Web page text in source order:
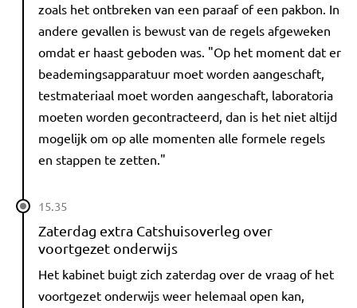
zoals het ontbreken van een paraaf of een pakbon. In
andere gevallen is bewust van de regels afgeweken
omdat er haast geboden was. "Op het moment dat er
beademingsapparatuur moet worden aangeschaft,
testmateriaal moet worden aangeschaft, laboratoria
moeten worden gecontracteerd, dan is het niet altijd
mogelijk om op alle momenten alle formele regels
en stappen te zetten."
15.35
Zaterdag extra Catshuisoverleg over
voortgezet onderwijs
Het kabinet buigt zich zaterdag over de vraag of het
voortgezet onderwijs weer helemaal open kan,